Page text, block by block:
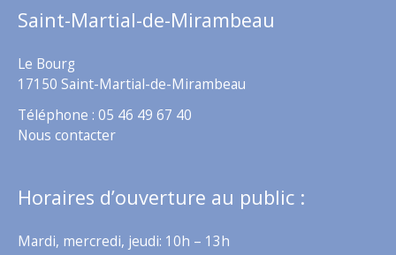
Saint-Martial-de-Mirambeau
Le Bourg
17150 Saint-Martial-de-Mirambeau
Téléphone : 05 46 49 67 40
Nous contacter
Horaires d’ouverture au public :
Mardi, mercredi, jeudi: 10h – 13h